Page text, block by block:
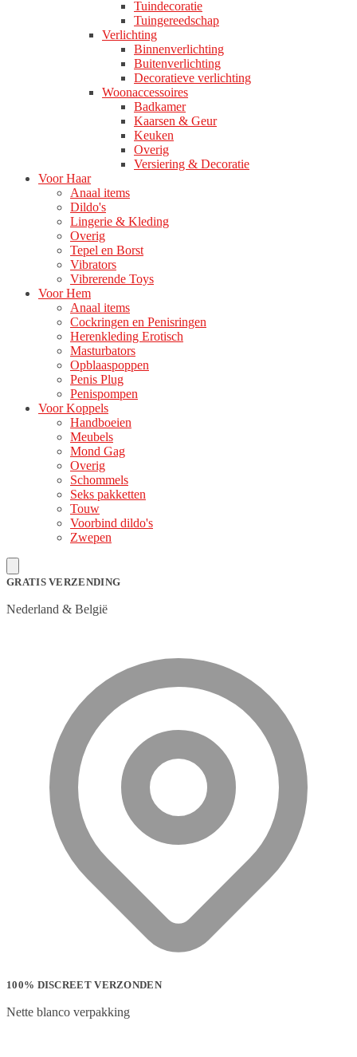
Tuindecoratie
Tuingereedschap
Verlichting
Binnenverlichting
Buitenverlichting
Decoratieve verlichting
Woonaccessoires
Badkamer
Kaarsen & Geur
Keuken
Overig
Versiering & Decoratie
Voor Haar
Anaal items
Dildo's
Lingerie & Kleding
Overig
Tepel en Borst
Vibrators
Vibrerende Toys
Voor Hem
Anaal items
Cockringen en Penisringen
Herenkleding Erotisch
Masturbators
Opblaaspoppen
Penis Plug
Penispompen
Voor Koppels
Handboeien
Meubels
Mond Gag
Overig
Schommels
Seks pakketten
Touw
Voorbind dildo's
Zwepen
GRATIS VERZENDING
Nederland & België
100% DISCREET VERZONDEN
Nette blanco verpakking